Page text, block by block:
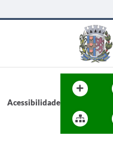
Acessibilidade